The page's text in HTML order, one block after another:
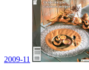
2009-11